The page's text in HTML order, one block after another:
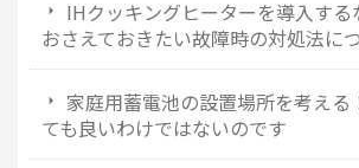
IHクッキングヒーターを導入する
おさえておきたい故障時の対処法に
家庭用蓄電池の設置場所を考える
ても良いわけではないのです